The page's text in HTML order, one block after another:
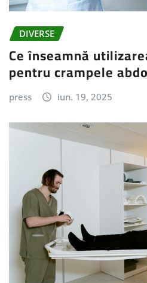
DIVERSE
Ce înseamnă
pentru crampele
press iun. 19, 2025